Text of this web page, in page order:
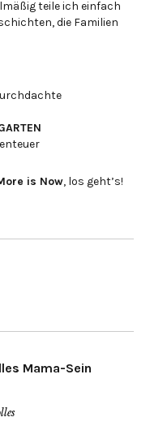
teile ich einfach
die Familien
is Now, los geht’s!
Mama-Sein